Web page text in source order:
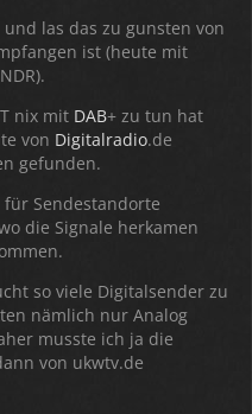
las das zu gunsten von
ist (heute mit
nix mit DAB+ zu tun hat
von Digitalradio.de
gefunden.
Sendestandorte
die Signale herkamen
so viele Digitalsender zu
nämlich nur Analog
musste ich ja die
von ukwtv.de